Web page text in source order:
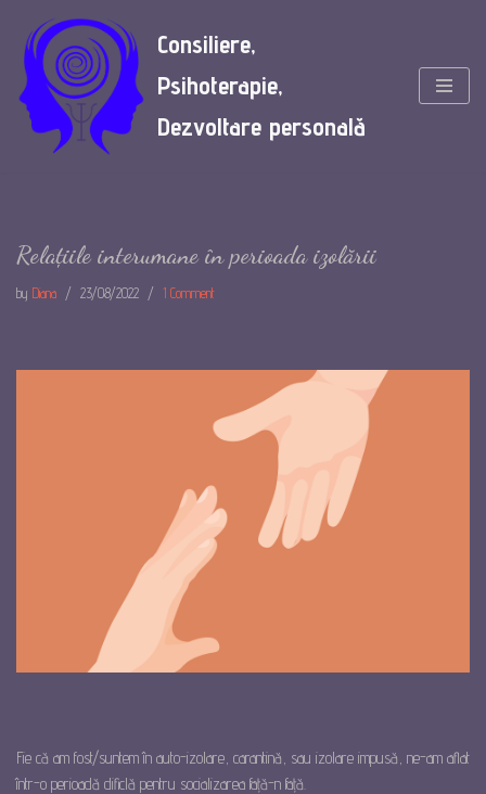
Skip
to
content
Consiliere,
Psihoterapie,
Dezvoltare personală
Relațiile interumane în perioada izolării
by Diana 23/08/2022 1 Comment
Fie că am fost/suntem în auto-izolare, carantină, sau izolare impusă, ne-am aflat
într-o perioadă dificlă pentru socializarea față-n față.